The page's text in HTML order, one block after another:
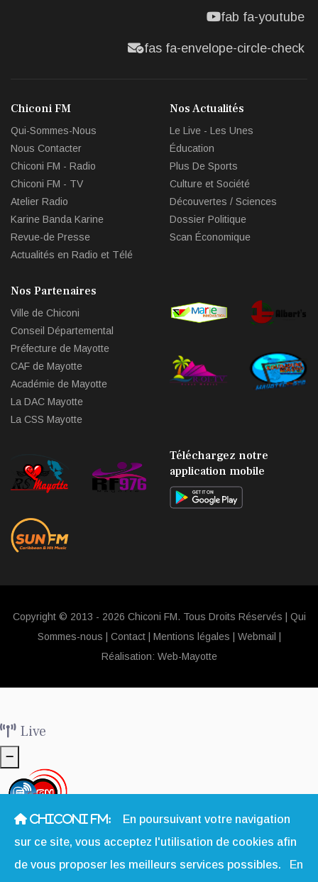
fab fa-youtube
fas fa-envelope-circle-check
Chiconi FM
Qui-Sommes-Nous
Nous Contacter
Chiconi FM - Radio
Chiconi FM - TV
Atelier Radio
Karine Banda Karine
Revue-de Presse
Actualités en Radio et Télé
Nos Actualités
Le Live - Les Unes
Éducation
Plus De Sports
Culture et Société
Découvertes / Sciences
Dossier Politique
Scan Économique
Nos Partenaires
Ville de Chiconi
Conseil Départemental
Préfecture de Mayotte
CAF de Mayotte
Académie de Mayotte
La DAC Mayotte
La CSS Mayotte
Téléchargez notre
application mobile
Copyright © 2013 - 2026 Chiconi FM. Tous Droits Réservés | Qui
Sommes-nous
Contact| Mentions légales Webmail
Réalisation: Web-Mayotte
Live
CHICONI FM:
En poursuivant votre navigation
sur ce site, vous acceptez l'utilisation de cookies afin
de vous proposer les meilleurs services possibles.
En